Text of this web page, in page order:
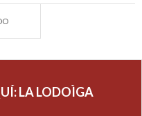
la Fedeltà.
realizzasse
non venne mai
a terra, accanto alla
facciata, dove rimase
LA LODOÌGA